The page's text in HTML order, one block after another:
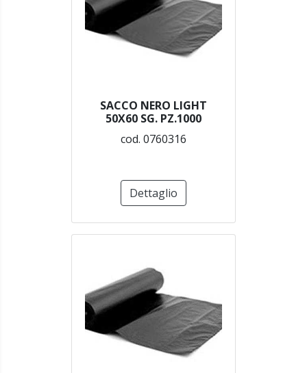
SACCO NERO LIGHT
50X60 SG. PZ.1000
cod. 0760316
Dettaglio